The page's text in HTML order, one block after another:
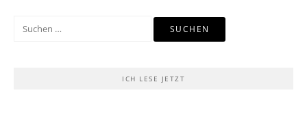
Suchen
ICH LESE JETZT